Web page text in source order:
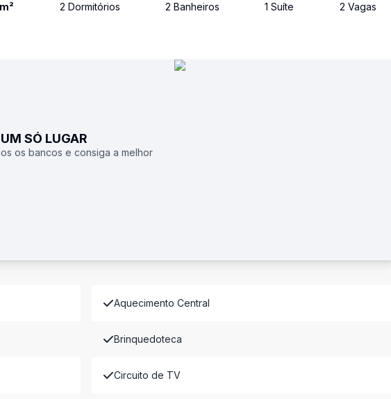
m² 2 Dormitórios 2 Banheiros 1 Suíte 2 Vagas
SÓ LUGAR
os bancos e consiga a melhor
Aquecimento Central
Brinquedoteca
Circuito de TV